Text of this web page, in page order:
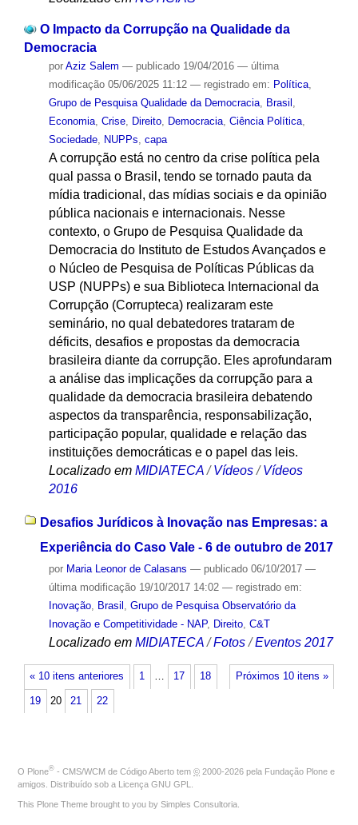
O Impacto da Corrupção na Qualidade da
Democracia
por Aziz Salem — publicado19/04/2016 — última
modificação05/06/2025 11:12 — registrado em: Política,
Grupo de Pesquisa Qualidade da Democracia, Brasil
Economia, Crise, Direito, Democracia, Ciência Política,
Sociedade, NUPPs capa
A corrupção está no centro da crise política pela
qual passa o Brasil, tendo se tornado pauta da
mídia tradicional, das mídias sociais e da opinião
pública nacionais e internacionais. Nesse
contexto, o Grupo de Pesquisa Qualidade da
Democracia do Instituto de Estudos Avançados e
o Núcleo de Pesquisa de Políticas Públicas da
USP (NUPPs) e sua Biblioteca Internacional da
Corrupção (Corrupteca) realizaram este
seminário, no qual debatedores trataram de
déficits, desafios e propostas da democracia
brasileira diante da corrupção. Eles aprofundaram
a análise das implicações da corrupção para a
qualidade da democracia brasileira debatendo
aspectos da transparência, responsabilização,
participação popular, qualidade e relação das
instituições democráticas e o papel das leis.
Localizado em MIDIATECA /Vídeos /Vídeos
2016
Desafios Jurídicos à Inovação nas Empresas: a
Experiência do Caso Vale - 6 de outubro de 2017
por Maria Leonor de Calasans — publicado06/10/2017 —
última modificação19/10/2017 14:02 — registrado em:
Inovação, Brasil , Grupo de Pesquisa Observatório da
Inovação e Competitividade - NAP, Direito, C&T
Localizado em MIDIATECA /Fotos /Eventos 2017
« 10 itens anteriores Próximos 10 itens »
1 … 17 18
19 20 21 22
O Plone® - CMS/WCM de Código Aberto tem © 2000-2026 pela Fundação Plone e
amigos. Distribuído sob a Licença GNU GPL
This Plone Theme brought to you by Simples Consultoria